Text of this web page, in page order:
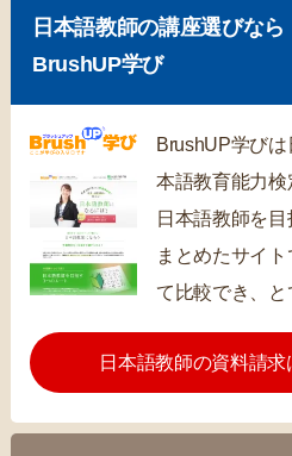
日本語教師の講座選びなら
BrushUP学び
BrushUP学び
本語教育能力検
日本語教師を
まとめたサイ
て比較でき、と
日本語教師の資料請